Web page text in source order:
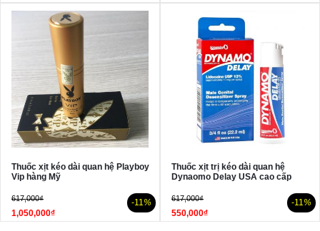
Thuốc xịt kéo dài quan hệ Playboy
Vip hàng Mỹ
617,000₫
1,050,000₫
-11 %
Thuốc xịt trị kéo dài quan hệ
Dynaomo Delay USA cao cấp
617,000₫
550,000₫
-11 %